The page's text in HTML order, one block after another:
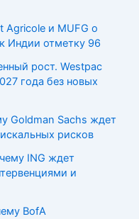
Agricole и MUFG о
Индии отметку 96
рост. Westpac
года без новых
Goldman Sachs ждет
рисков
ING ждет
и
BofA